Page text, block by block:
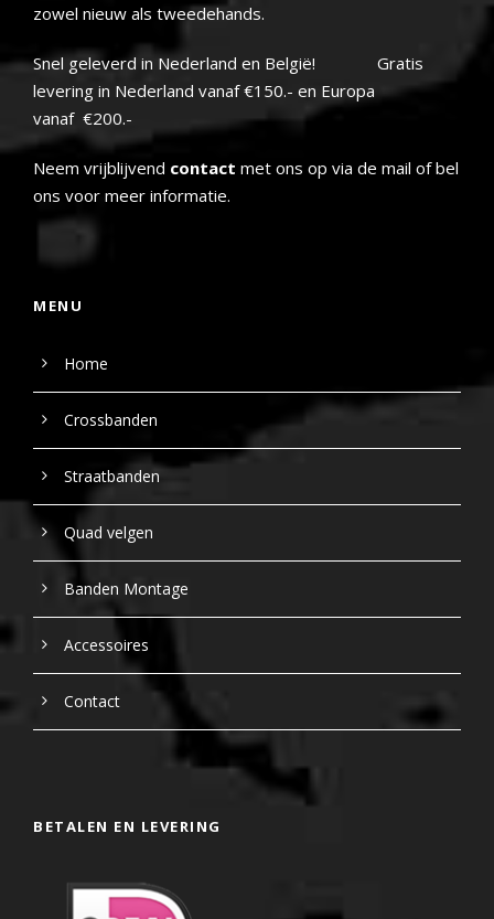
zowel nieuw als tweedehands.
Snel geleverd in Nederland en België! Gratis
levering in Nederland vanaf €150.- en Europa
vanaf €200.-
Neem vrijblijvend contact met ons op via de mail of bel
ons voor meer informatie.
MENU
Home
Crossbanden
Straatbanden
Quad velgen
Banden Montage
Accessoires
Contact
BETALEN EN LEVERING